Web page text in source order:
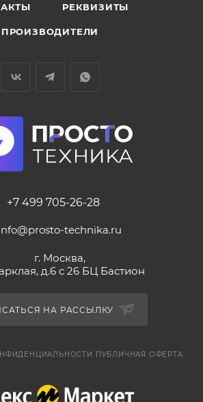
РЕКВИЗИТЫ
ПРОИЗВОДИТЕЛИ
+7 499 705-26-28
technika.ru
г. Москва,
д.6 с 26 БЦ Бастион
НА РАССЫЛКУ
ПУБЛИЧНАЯ ОФЕРТА